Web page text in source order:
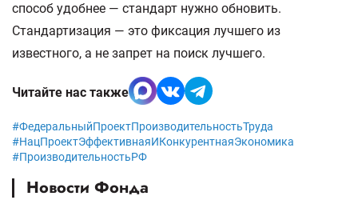
способ удобнее — стандарт нужно обновить.
Стандартизация — это фиксация лучшего из
известного, а не запрет на поиск лучшего.
Читайте нас также
#ФедеральныйПроектПроизводительностьТруда
#НацПроектЭффективнаяИКонкурентнаяЭкономика
#ПроизводительностьРФ
Новости Фонда